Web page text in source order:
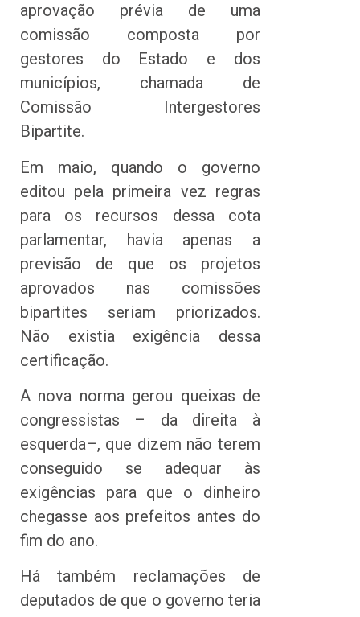
aprovação prévia de uma
comissão composta por
gestores do Estado e dos
municípios, chamada de
Comissão Intergestores
Bipartite.
Em maio, quando o governo
editou pela primeira vez regras
para os recursos dessa cota
parlamentar, havia apenas a
previsão de que os projetos
aprovados nas comissões
bipartites seriam priorizados.
Não existia exigência dessa
certificação.
A nova norma gerou queixas de
congressistas – da direita à
esquerda–, que dizem não terem
conseguido se adequar às
exigências para que o dinheiro
chegasse aos prefeitos antes do
fim do ano.
Há também reclamações de
deputados de que o governo teria